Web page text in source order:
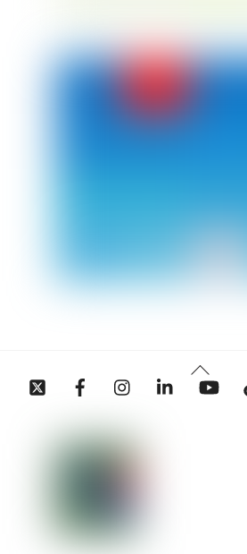
Back
To
Twitter Facebook InstagramLinkedin